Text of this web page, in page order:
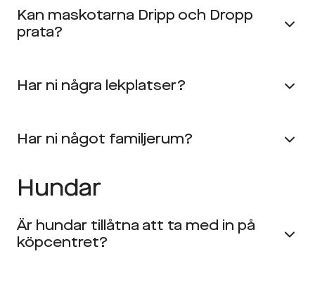
Kan maskotarna Dripp och Dropp
prata?
Har ni några lekplatser?
Har ni något familjerum?
Hundar
Är hundar tillåtna att ta med in på
köpcentret?